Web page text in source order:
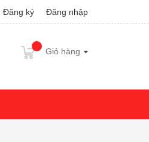
Đăng ký Đăng nhập
Giỏ hàng